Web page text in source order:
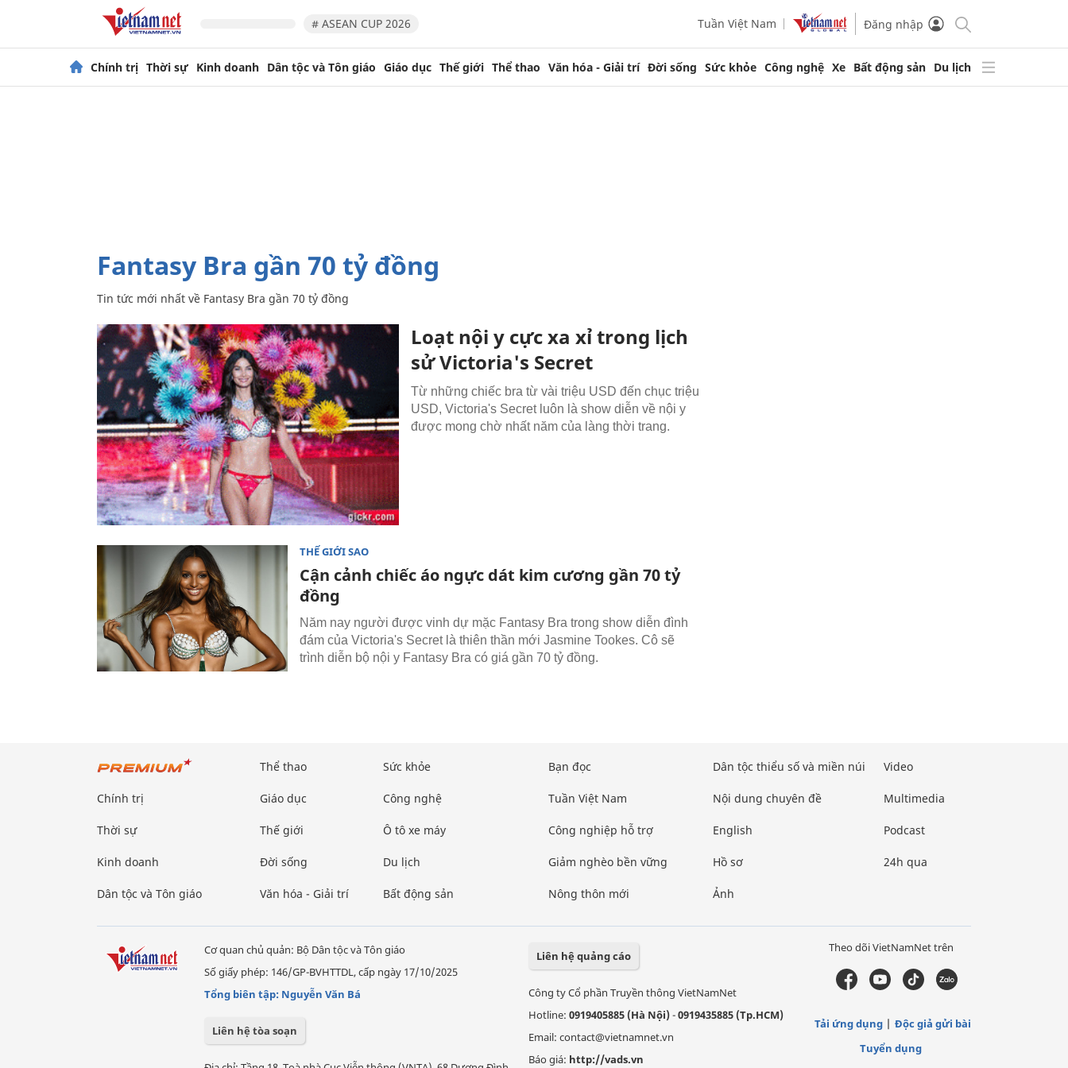
# ASEAN CUP 2026 Tuần Việt Nam Đăng nhập
Chính trị Thời sự Kinh doanh Dân tộc và Tôn giáo Giáo dục Thế giới Thể thao Văn hóa - Giải trí Đời sống Sức khỏe Công nghệ Xe Bất động sản Du lịch
Fantasy Bra gần 70 tỷ đồng
Tin tức mới nhất về Fantasy Bra gần 70 tỷ đồng
Loạt nội y cực xa xỉ trong lịch
sử Victoria's Secret
Từ những chiếc bra từ vài triệu USD đến chục triệu
USD, Victoria's Secret luôn là show diễn về nội y
được mong chờ nhất năm của làng thời trang.
THẾ GIỚI SAO
Cận cảnh chiếc áo ngực dát kim cương gần 70 tỷ
đồng
Năm nay người được vinh dự mặc Fantasy Bra trong show diễn đình
đám của Victoria's Secret là thiên thần mới Jasmine Tookes. Cô sẽ
trình diễn bộ nội y Fantasy Bra có giá gần 70 tỷ đồng.
Chính trị
Thời sự
Kinh doanh
Dân tộc và Tôn giáo
Thể thao
Giáo dục
Thế giới
Đời sống
Văn hóa - Giải trí
Sức khỏe
Công nghệ
Ô tô xe máy
Du lịch
Bất động sản
Bạn đọc
Tuần Việt Nam
Công nghiệp hỗ trợ
Giảm nghèo bền vững
Nông thôn mới
Dân tộc thiểu số và miền núi
Nội dung chuyên đề
English
Hồ sơ
Ảnh
Video
Multimedia
Podcast
24h qua
Cơ quan chủ quản: Bộ Dân tộc và Tôn giáo
Số giấy phép: 146/GP-BVHTTDL, cấp ngày 17/10/2025
Tổng biên tập: Nguyễn Văn Bá
Liên hệ tòa soạn
Liên hệ quảng cáo
Công ty Cổ phần Truyền thông VietNamNet
Hotline: 0919405885 (Hà Nội)-0919435885 (Tp.HCM)
Email: contact@vietnamnet.vn
Báo giá: http://vads.vn
Theo dõi VietNamNet trên
Tải ứng dụng
Độc giả gửi bài
Tuyển dụng